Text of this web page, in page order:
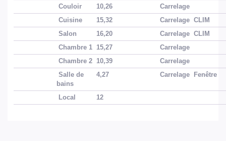
Couloir 10,26
Carrelage
Cuisine
15,32 Carrelage CLIM
Salon
16,20 Carrelage CLIM
Chambre 1 15,27
Carrelage
Chambre 2 10,39
Carrelage
Salle de
bains
4,27 Carrelage Fenêtre
Local 12